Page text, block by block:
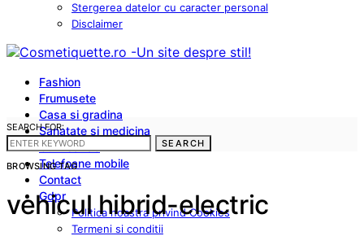
Stergerea datelor cu caracter personal
Disclaimer
Fashion
Frumusete
Casa si gradina
Sanatate si medicina
Cum sa fac
Telefoane mobile
Contact
Gdpr
Politica noastra privind Cookies
Termeni si conditii
SEARCH FOR:
SEARCH
BROWSING TAG
vehicul hibrid-electric